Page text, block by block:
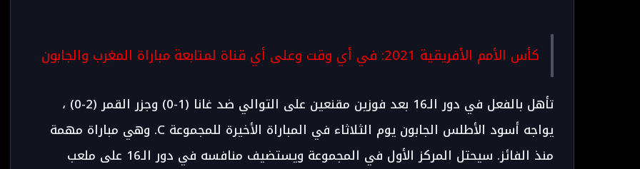
كأس الأمم الأفريقية 2021: في أي وقت وعلى أي قناة لمتابعة مباراة المغرب والجابون
تأهل بالفعل في دور الـ16 بعد فوزين مقنعين على التوالي ضد غانا (1-0) وجزر القمر (2-0) ،
يواجه أسود الأطلس الجابون يوم الثلاثاء في المباراة الأخيرة للمجموعة C. وهي مباراة مهمة
منذ الفائز. سيحتل المركز الأول في المجموعة ويستضيف منافسه في دور الـ16 على ملعب